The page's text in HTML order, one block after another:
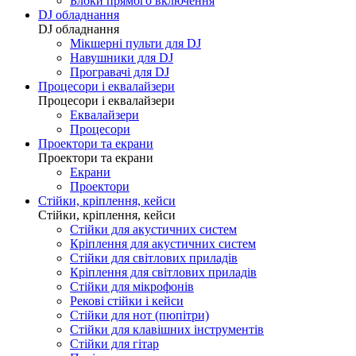
DJ обладнання
DJ обладнання
Мікшерні пульти для DJ
Навушники для DJ
Програвачі для DJ
Процесори і еквалайзери
Процесори і еквалайзери
Еквалайзери
Процесори
Проектори та екрани
Проектори та екрани
Екрани
Проектори
Стійки, кріплення, кейси
Стійки, кріплення, кейси
Стійки для акустичних систем
Кріплення для акустичних систем
Стійки для світлових приладів
Кріплення для світлових приладів
Стійки для мікрофонів
Рекові стійки і кейси
Стійки для нот (пюпітри)
Стійки для клавішних інструментів
Стійки для гітар